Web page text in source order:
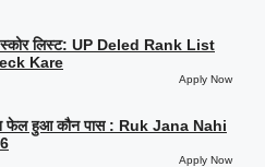
लिस्ट: UP Deled Rank List
Kare
Apply Now
फेल हुआ कौन पास : Ruk Jana Nahi
Apply Now